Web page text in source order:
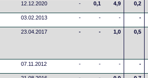
12.12.2020 - 0,1 4,9 0,2
03.02.2013 - - - -
23.04.2017 - - 1,0 0,5
07.11.2012 - - - -